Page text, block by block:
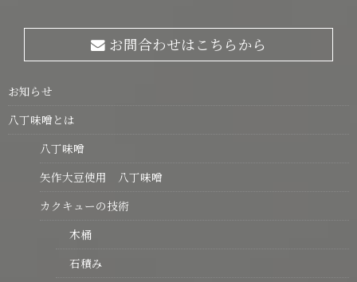
お問合わせはこちらから
お知らせ
八丁味噌とは
八丁味噌
矢作大豆使用 八丁味噌
カクキューの技術
木桶
石積み